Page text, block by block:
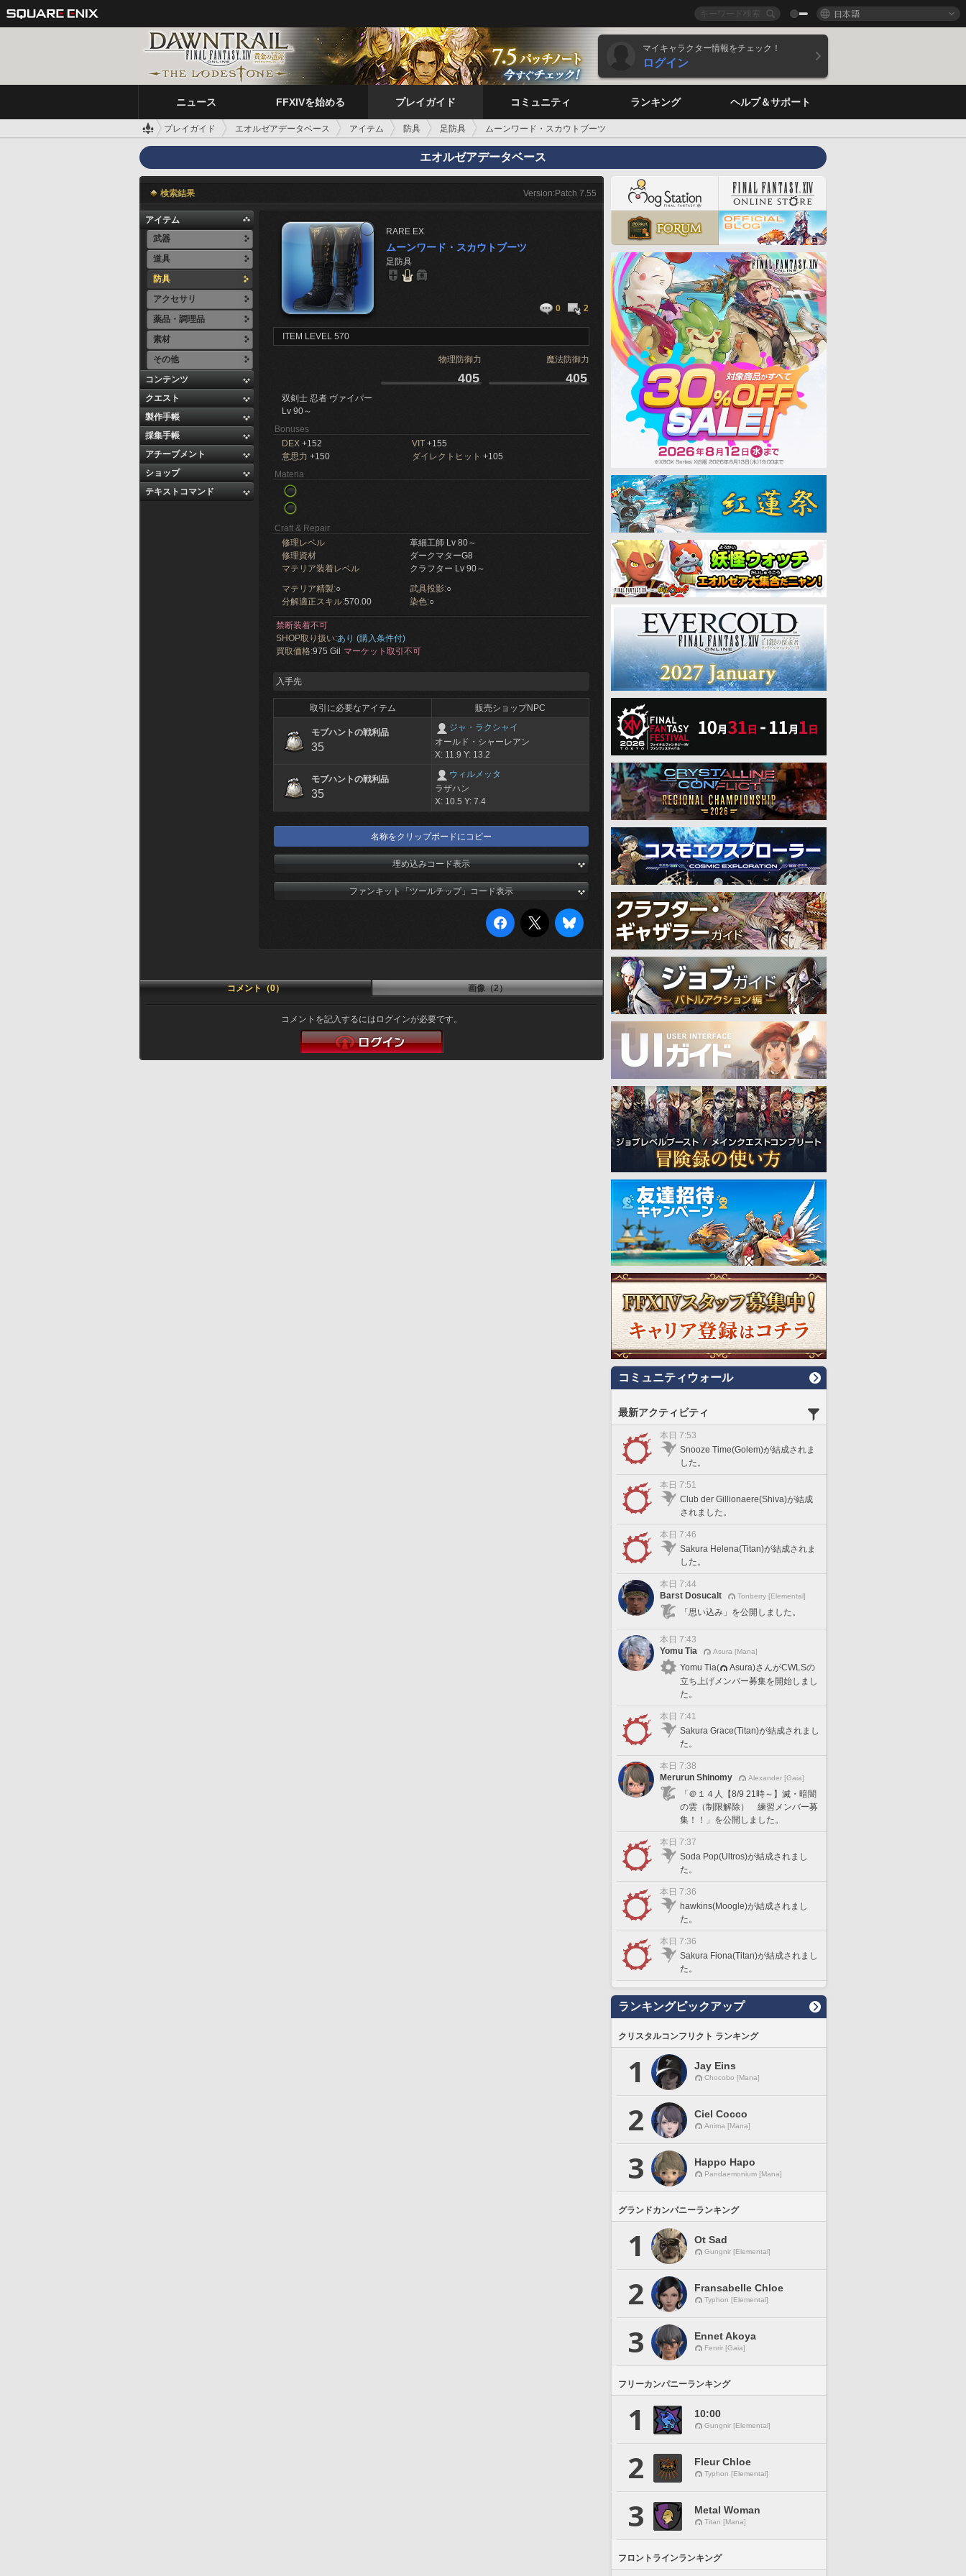
日本語
マイキャラクター情報をチェック！
ログイン
ニュース FFXIVを始める プレイガイド コミュニティ ランキング ヘルプ＆サポート
プレイガイド エオルゼアデータベース アイテム 防具 足防具 ムーンワード・スカウトブーツ
エオルゼアデータベース
検索結果 Version:Patch 7.55
アイテム
武器
道具
防具
アクセサリ
薬品・調理品
素材
その他
コンテンツ
クエスト
製作手帳
採集手帳
アチーブメント
ショップ
テキストコマンド
RARE EX
ムーンワード・スカウトブーツ
足防具
0 2
ITEM LEVEL 570
物理防御力 魔法防御力
405 405
双剣士 忍者 ヴァイパー
Lv 90～
Bonuses
DEX +152 VIT +155
意思力 +150 ダイレクトヒット +105
Materia
Craft & Repair
修理レベル
革細工師 Lv 80～
修理資材
ダークマターG8
マテリア装着レベル
クラフター Lv 90～
マテリア精製:○ 武具投影:○
分解適正スキル:570.00 染色:○
禁断装着不可
SHOP取り扱い:あり (購入条件付)
買取価格:975 Gil マーケット取引不可
入手先
取引に必要なアイテム 販売ショップNPC
モブハントの戦利品
35
ジャ・ラクシャイ
オールド・シャーレアン
X: 11.9 Y: 13.2
モブハントの戦利品
35
ウィルメッタ
ラザハン
X: 10.5 Y: 7.4
名称をクリップボードにコピー
埋め込みコード表示
ファンキット「ツールチップ」コード表示
コメント（0） 画像（2）
コメントを記入するにはログインが必要です。
コミュニティウォール
最新アクティビティ
本日 7:53
Snooze Time(Golem)が結成されま
した。
本日 7:51
Club der Gillionaere(Shiva)が結成
されました。
本日 7:46
Sakura Helena(Titan)が結成されま
した。
本日 7:44
Barst Dosucalt
Tonberry [Elemental]
「思い込み」を公開しました。
本日 7:43
Yomu Tia
Asura [Mana]
Yomu Tia(
Asura)さんがCWLSの
立ち上げメンバー募集を開始しまし
た。
本日 7:41
Sakura Grace(Titan)が結成されまし
た。
本日 7:38
Merurun Shinomy
Alexander [Gaia]
「＠１４人【8/9 21時～】滅・暗闇
の雲（制限解除） 練習メンバー募
集！！」を公開しました。
本日 7:37
Soda Pop(Ultros)が結成されまし
た。
本日 7:36
hawkins(Moogle)が結成されまし
た。
本日 7:36
Sakura Fiona(Titan)が結成されまし
た。
ランキングピックアップ
クリスタルコンフリクト ランキング
1 Jay Eins
Chocobo [Mana]
2 Ciel Cocco
Anima [Mana]
3 Happo Hapo
Pandaemonium [Mana]
グランドカンパニーランキング
1 Ot Sad
Gungnir [Elemental]
2 Fransabelle Chloe
Typhon [Elemental]
3 Ennet Akoya
Fenrir [Gaia]
フリーカンパニーランキング
1 10:00
Gungnir [Elemental]
2 Fleur Chloe
Typhon [Elemental]
3 Metal Woman
Titan [Mana]
フロントラインランキング